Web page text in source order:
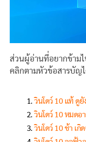
ส่วนผู้อ่านที่อยากข้ามไ
คลิกตามหัวข้อสารบัญไ
วินโดว์ 10 แท้ ดูยั
วินโดว์ 10 หมดอ
วินโดว์ 10 ช้า เกิ